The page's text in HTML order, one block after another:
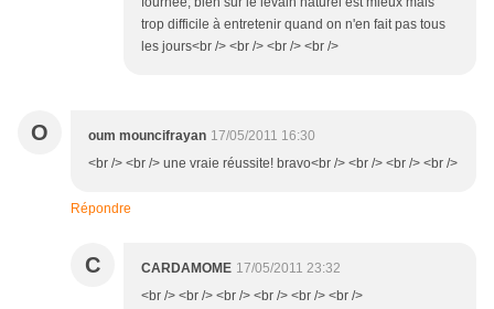
trop difficile à entretenir quand on n'en fait pas tous
les jours<br /> <br /> <br /> <br />
O oum mouncifrayan 17/05/2011 16:30
<br /> <br /> une vraie réussite! bravo<br /> <br /> <br /> <br />
Répondre
C CARDAMOME 17/05/2011 23:32
<br /> <br /> <br /> <br /> <br /> <br />